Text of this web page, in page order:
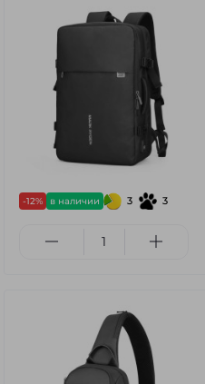
-12% в наличии 3 3